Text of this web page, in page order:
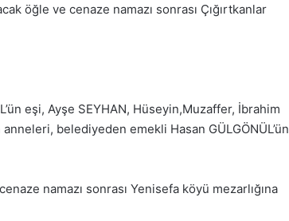
öğle ve cenaze namazı sonrası Çığırtkanlar
eşi, Ayşe SEYHAN, Hüseyin,Muzaffer, İbrahim
belediyeden emekli Hasan GÜLGÖNÜL’ün
namazı sonrası Yenisefa köyü mezarlığına